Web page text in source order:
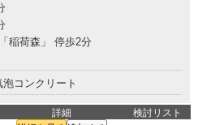
稲荷森」 停歩2分
泡コンクリート
詳細
検討リスト